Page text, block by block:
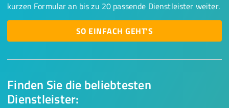
Finden Sie die beliebtesten
Dienstleister:
kurzen Formular an bis zu 20 passende Dienstleister weiter.
SO EINFACH GEHT'S